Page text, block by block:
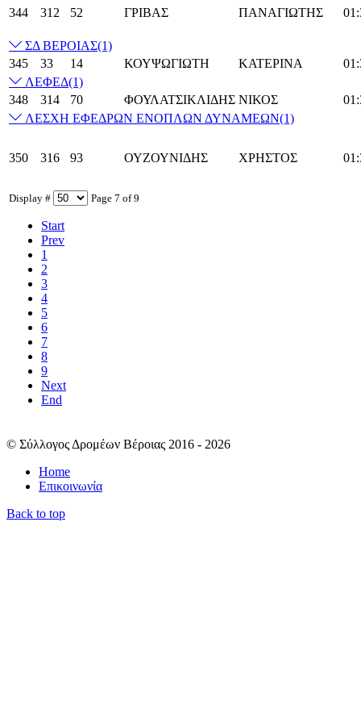
Display # Page 7 of 9
Start
Prev
1
2
3
4
5
6
7
8
9
Next
End
344 312 52 ΓΡΙΒΑΣ ΠΑΝΑΓΙΩΤΗΣ
ΣΔ ΒΕΡΟΙΑΣ(1)
345
33 14 ΚΟΥΨΩΓΙΩΤΗ ΚΑΤΕΡΙΝΑ
ΛΕΦΕΔ(1)
348
314 70 ΦΟΥΛΑΤΣΙΚΛΙΔΗΣ ΝΙΚΟΣ
ΛΕΣΧΗ ΕΦΕΔΡΩΝ ΕΝΟΠΛΩΝ ΔΥΝΑΜΕΩΝ(1)
350 316 93 ΟΥΖΟΥΝΙΔΗΣ ΧΡΗΣΤΟΣ
© Σύλλογος Δρομέων Βέροιας 2016 - 2026
Home
Επικοινωνία
Back to top